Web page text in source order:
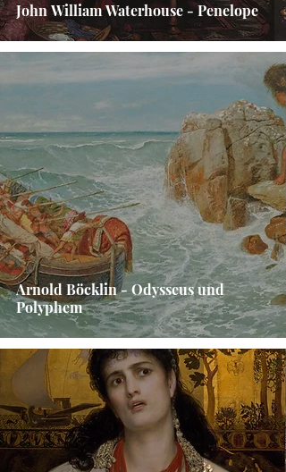
John William Waterhouse - Penelope
Arnold Böcklin - Odysseus und
Polyphem